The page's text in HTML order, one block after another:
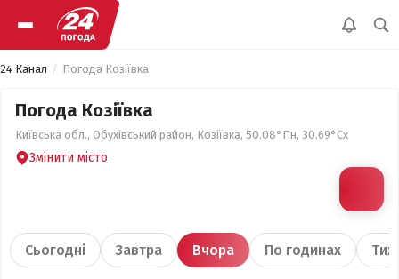
24 Канал Погода Козіївка
Погода Козіївка
Київська обл., Обухівський район, Козіївка, 50.08°Пн, 30.69°Сх
Змінити місто
Сьогодні Завтра Вчора По годинах